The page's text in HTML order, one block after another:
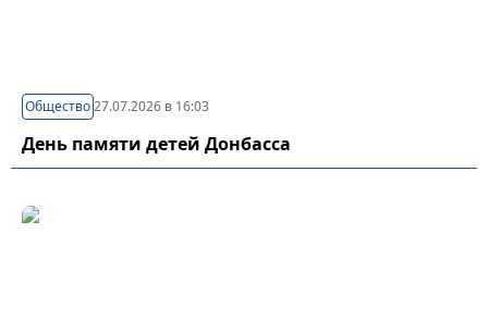
Общество27.07.2026 в 16:03
День памяти детей Донбасса